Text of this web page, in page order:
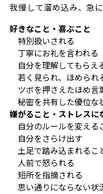
我慢して溜め込み、急
好きなこと・喜ぶこと
特別扱いされる
丁寧にお礼を言われる
自分を理解してもらえ
若く見られ、ほめられ
ツボを押さえたほめ言
秘密を共有した優位な
嫌がること・ストレスに
自分のルールを変える
自分をさらけ出す
土足で踏み込まれるこ
人前で怒られる
短所を指摘される
思い通りにならない状